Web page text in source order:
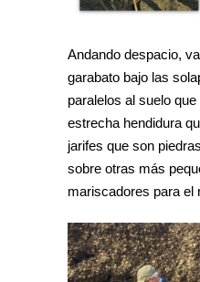
Andando despacio,
garabato bajo las
paralelos al suelo
estrecha hendidura
jarifes que son
sobre otras más
mariscadores para el